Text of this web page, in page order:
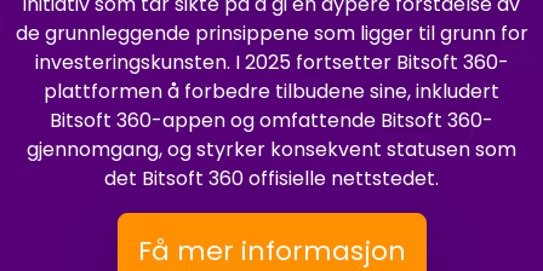
de grunnleggende prinsippene som ligger til grunn for
investeringskunsten. I 2025 fortsetter Bitsoft 360-
plattformen å forbedre tilbudene sine, inkludert
Bitsoft 360-appen og omfattende Bitsoft 360-
gjennomgang, og styrker konsekvent statusen som
det Bitsoft 360 offisielle nettstedet.
Få mer informasjon